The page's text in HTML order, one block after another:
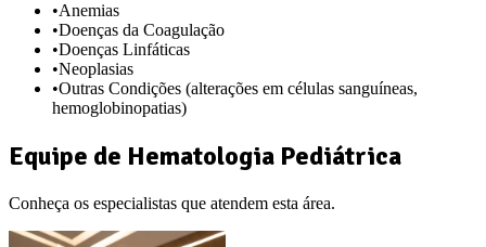
•Anemias
•Doenças da Coagulação
•Doenças Linfáticas
•Neoplasias
•Outras Condições (alterações em células sanguíneas,
hemoglobinopatias)
Equipe de Hematologia Pediátrica
Conheça os especialistas que atendem esta área.